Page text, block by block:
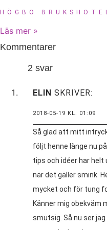
HÖGBO
Läs mer »
Kommentarer
2 svar
ELIN SKRIVER:
2018-05-19 KL. 01:09
Så glad att mitt
följt henne länge nu
tips och idéer har helt
när det gäller smink.
mycket och för tung
Känner mig obekväm
smutsig. Så nu ser